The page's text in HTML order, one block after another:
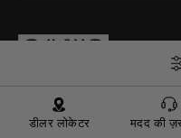
डीलर लोकेटर मदद की